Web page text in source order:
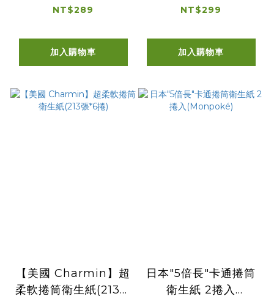
NT$289
加入購物車
送限2入)
NT$299
加入購物車
【美國 Charmin】超
柔軟捲筒衛生紙(213張
日本"5倍長"卡通捲筒
衛生紙 2捲入